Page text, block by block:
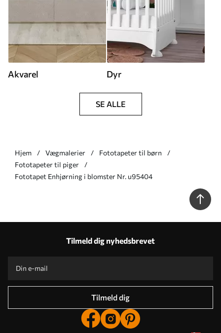
Akvarel Dyr
SE ALLE
Hjem Vægmalerier
Fototapeter til børn
Fototapeter til piger
Fototapet Enhjørning i blomster Nr. u95404
Tilmeld dig nyhedsbrevet
Tilmeld dig